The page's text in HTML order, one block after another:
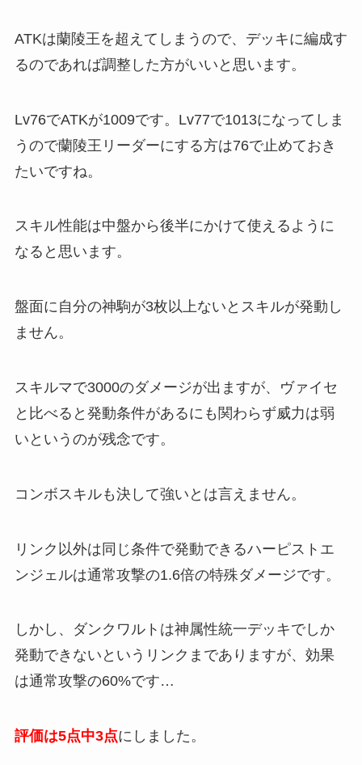
ATKは蘭陵王を超えてしまうので、デッキに編成す
るのであれば調整した方がいいと思います。
Lv76でATKが1009です。Lv77で1013になってしま
うので蘭陵王リーダーにする方は76で止めておき
たいですね。
スキル性能は中盤から後半にかけて使えるように
なると思います。
盤面に自分の神駒が3枚以上ないとスキルが発動し
ません。
スキルマで3000のダメージが出ますが、ヴァイセ
と比べると発動条件があるにも関わらず威力は弱
いというのが残念です。
コンボスキルも決して強いとは言えません。
リンク以外は同じ条件で発動できるハーピストエ
ンジェルは通常攻撃の1.6倍の特殊ダメージです。
しかし、ダンクワルトは神属性統一デッキでしか
発動できないというリンクまでありますが、効果
は通常攻撃の60%です…
評価は5点中3点にしました。